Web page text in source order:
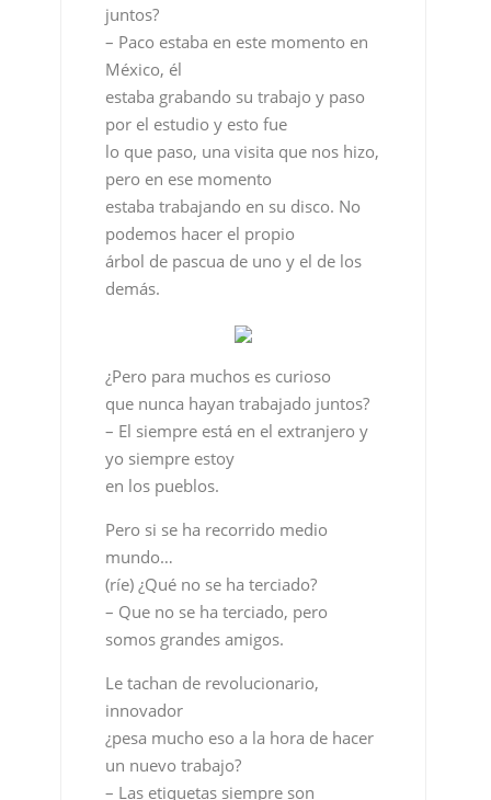
juntos?
– Paco estaba en este momento en
México, él
estaba grabando su trabajo y paso
por el estudio y esto fue
lo que paso, una visita que nos hizo,
pero en ese momento
estaba trabajando en su disco. No
podemos hacer el propio
árbol de pascua de uno y el de los
demás.
¿Pero para muchos es curioso
que nunca hayan trabajado juntos?
– El siempre está en el extranjero y
yo siempre estoy
en los pueblos.
Pero si se ha recorrido medio
mundo…
(ríe) ¿Qué no se ha terciado?
– Que no se ha terciado, pero
somos grandes amigos.
Le tachan de revolucionario,
innovador
¿pesa mucho eso a la hora de hacer
un nuevo trabajo?
– Las etiquetas siempre son